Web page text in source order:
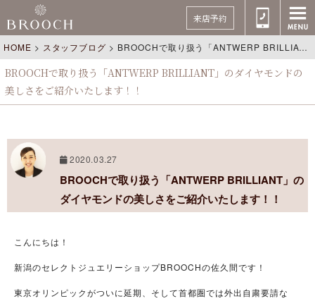
来店予約
HOME > スタッフブログ > BROOCHで取り扱う「ANTWERP BRILLIANT」のダイヤモンドの美しさをご紹介いたします！！
BROOCHで取り扱う「ANTWERP BRILLIANT」のダイヤモンドの
美しさをご紹介いたします！！
2020.03.27
BROOCHで取り扱う「ANTWERP BRILLIANT」の
ダイヤモンドの美しさをご紹介いたします！！
こんにちは！
新潟のセレクトジュエリーショップBROOCHの佐久間です！
東京オリンピックがついに延期、そして首都圏では外出自粛要請な